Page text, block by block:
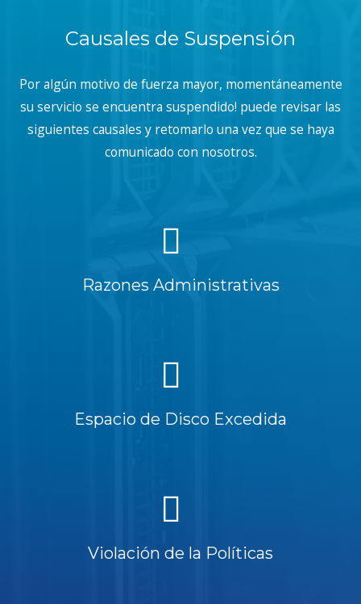
Causales de Suspensión
Por algún motivo de fuerza mayor, momentáneamente
su servicio se encuentra suspendido! puede revisar las
siguientes causales y retomarlo una vez que se haya
comunicado con nosotros.
Razones Administrativas
Espacio de Disco Excedida
Violación de la Políticas